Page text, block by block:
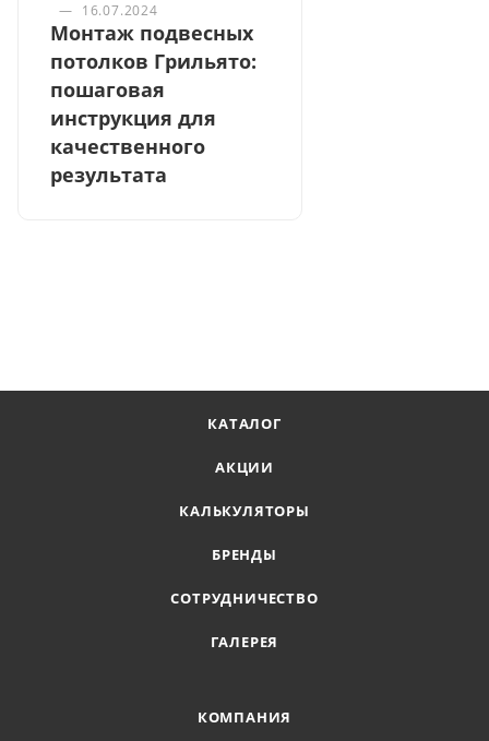
— 16.07.2024
Монтаж подвесных
потолков Грильято:
пошаговая
инструкция для
качественного
результата
КАТАЛОГ
АКЦИИ
КАЛЬКУЛЯТОРЫ
БРЕНДЫ
СОТРУДНИЧЕСТВО
ГАЛЕРЕЯ
КОМПАНИЯ